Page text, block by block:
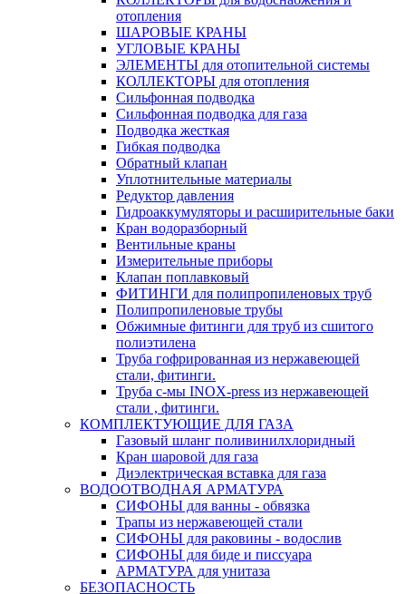
отопления
ШАРОВЫЕ КРАНЫ
УГЛОВЫЕ КРАНЫ
ЭЛЕМЕНТЫ для отопительной системы
КОЛЛЕКТОРЫ для отопления
Сильфонная подводка
Cильфонная подводка для газа
Подводка жесткая
Гибкая подводка
Обратный клапан
Уплотнительные материалы
Редуктор давления
Гидроаккумуляторы и расширительные баки
Кран водоразборный
Вентильные краны
Измерительные приборы
Клапан поплавковый
ФИТИНГИ для полипропиленовых труб
Полипропиленовые трубы
Обжимные фитинги для труб из сшитого
полиэтилена
Труба гофрированная из нержавеющей
стали, фитинги.
Труба с-мы INOX-press из нержавеющей
стали , фитинги.
КОМПЛЕКТУЮЩИЕ ДЛЯ ГАЗА
Газовый шланг поливинилхлоридный
Кран шаровой для газа
Диэлектрическая вставка для газа
ВОДООТВОДНАЯ АРМАТУРА
СИФОНЫ для ванны - обвязка
Трапы из нержавеющей стали
СИФОНЫ для раковины - водослив
СИФОНЫ для биде и писсуара
АРМАТУРА для унитаза
БЕЗОПАСНОСТЬ